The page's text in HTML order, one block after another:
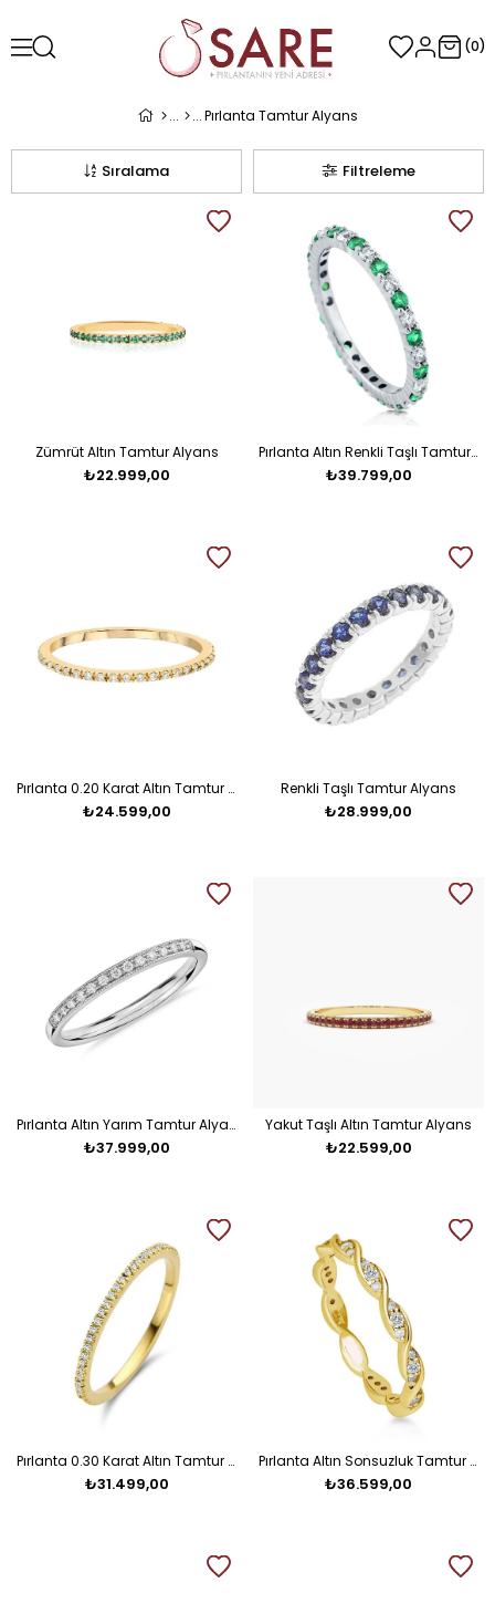
0
Pırlanta Tamtur Alyans
Filtreleme
Sıralama
Zümrüt Altın Tamtur Alyans
₺22.999,00
Pırlanta Altın Renkli Taşlı Tamtur Alyans
₺39.799,00
Pırlanta 0.20 Karat Altın Tamtur Alyans
₺24.599,00
Renkli Taşlı Tamtur Alyans
₺28.999,00
Pırlanta Altın Yarım Tamtur Alyans
₺37.999,00
Yakut Taşlı Altın Tamtur Alyans
₺22.599,00
Pırlanta 0.30 Karat Altın Tamtur Alyans
₺31.499,00
Pırlanta Altın Sonsuzluk Tamtur Alyans
₺36.599,00